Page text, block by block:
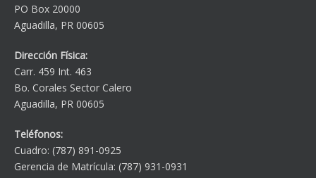
PO Box 20000
Aguadilla, PR 00605
Dirección Física:
Carr. 459 Int. 463
Bo. Corales Sector Calero
Aguadilla, PR 00605
Teléfonos:
Cuadro: (787) 891-0925
Gerencia de Matrícula: (787) 931-0931